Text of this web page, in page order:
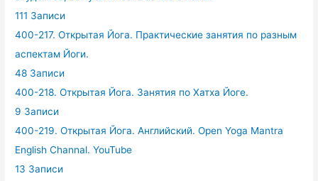
111 Записи
400-217. Открытая Йога. Практические занятия по разным
аспектам Йоги.
48 Записи
400-218. Открытая Йога. Занятия по Хатха Йоге.
9 Записи
400-219. Открытая Йога. Английский. Open Yoga Mantra
English Channal. YouTube
13 Записи